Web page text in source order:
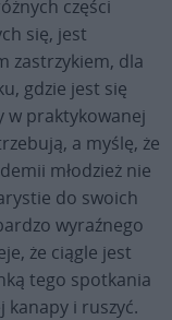
części
się, jest
zastrzykiem, dla
gdzie jest się
w praktykowanej
a myślę, że
młodzież nie
do swoich
wyraźnego
że ciągle jest
tego spotkania
kanapy i ruszyć.